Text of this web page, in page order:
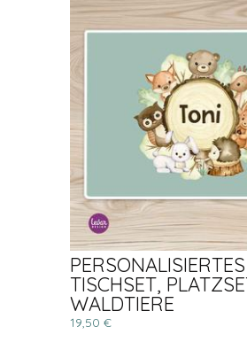
PERSONALISIERTES
TISCHSET,
WALDTIERE
19,50 €